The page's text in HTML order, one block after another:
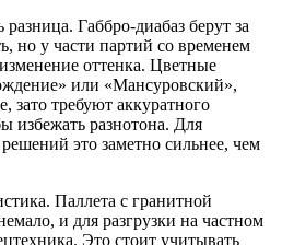
Габбро-диабаз берут за
но у части партий со временем
оттенка. Цветные
или «Мансуровский»,
зато требуют аккуратного
избежать разнотона. Для
это заметно сильнее, чем
Паллета с гранитной
и для разгрузки на частном
Это стоит учитывать